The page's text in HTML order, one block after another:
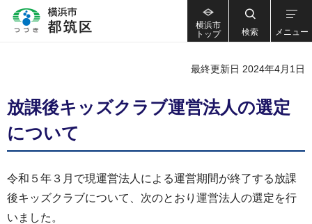
横浜市
トップ
検索 メニュー
最終更新日 2024年4月1日
放課後キッズクラブ運営法人の選定
について
令和５年３月で現運営法人による運営期間が終了する放課
後キッズクラブについて、次のとおり運営法人の選定を行
いました。